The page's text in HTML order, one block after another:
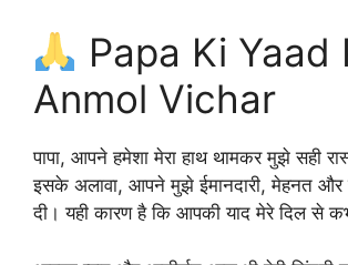
Papa Ki Yaad
Anmol Vichar
पापा, आपने हमेशा मेरा हाथ थामकर मुझे सही
इसके अलावा, आपने मुझे ईमानदारी, मेहनत और
दी। यही कारण है कि आपकी याद मेरे दिल से